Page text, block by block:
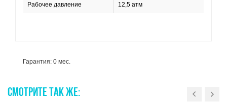
Рабочее давление 12,5 атм
Гарантия: 0 мес.
СМОТРИТЕ ТАКЖЕ: